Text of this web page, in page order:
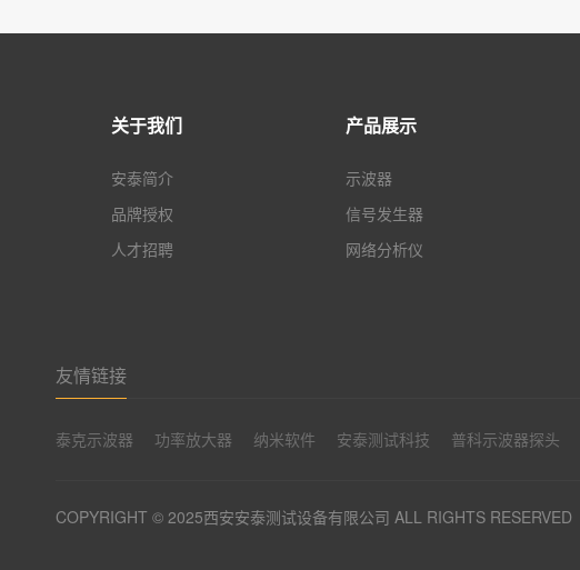
关于我们
安泰简介
品牌授权
人才招聘
产品展示
示波器
信号发生器
网络分析仪
友情链接
泰克示波器 功率放大器 纳米软件 安泰测试科技 普科示波器探头
COPYRIGHT © 2025西安安泰测试设备有限公司 ALL RIGHTS RESERVED